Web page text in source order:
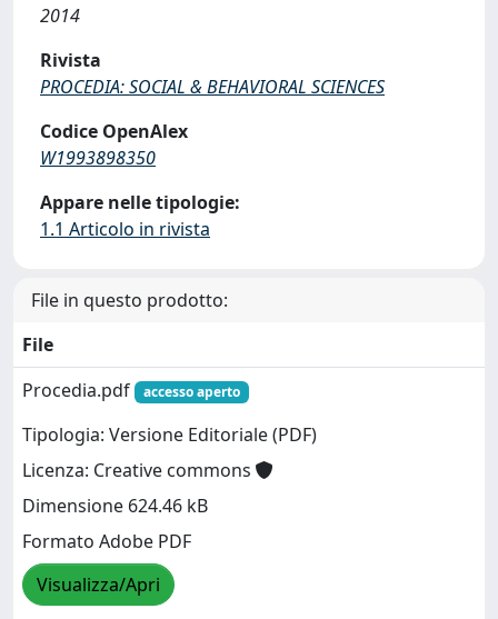
2014
Rivista
PROCEDIA: SOCIAL & BEHAVIORAL SCIENCES
Codice OpenAlex
W1993898350
Appare nelle tipologie:
1.1 Articolo in rivista
File in questo prodotto:
File
Procedia.pdf
accesso aperto
Tipologia: Versione Editoriale (PDF)
Licenza: Creative commons
Dimensione 624.46 kB
Formato Adobe PDF
Visualizza/Apri